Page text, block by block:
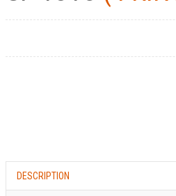
DESCRIPTION